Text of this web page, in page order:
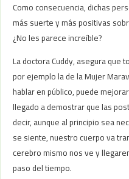
Como consecuencia, dichas
más suerte y más positivas
¿No les parece increíble?
La doctora Cuddy, asegura que
por ejemplo la de la Mujer
hablar en público, puede
llegado a demostrar que las
decir, aunque al principio sea
se siente, nuestro cuerpo va
cerebro mismo nos ve y
paso del tiempo.